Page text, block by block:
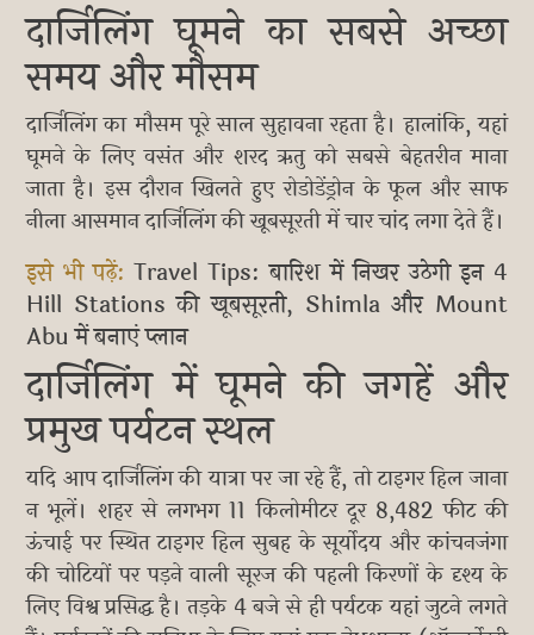
दार्जिलिंग घूमने का सबसे अच्छा
समय और मौसम
दार्जिलिंग का मौसम पूरे साल सुहावना रहता है। हालांकि, यहां
घूमने के लिए वसंत और शरद ऋतु को सबसे बेहतरीन माना
जाता है। इस दौरान खिलते हुए रोडोडेंड्रोन के फूल और साफ
नीला आसमान दार्जिलिंग की खूबसूरती में चार चांद लगा देते हैं।
इसे भी पढ़ें:Travel Tips: बारिश में निखर उठेगी इन 4
Hill Stations की खूबसूरती, Shimla और Mount
Abu में बनाएं प्लान
दार्जिलिंग में घूमने की जगहें और
प्रमुख पर्यटन स्थल
यदि आप दार्जिलिंग की यात्रा पर जा रहे हैं, तो टाइगर हिल जाना
न भूलें। शहर से लगभग 11 किलोमीटर दूर 8,482 फीट की
ऊंचाई पर स्थित टाइगर हिल सुबह के सूर्योदय और कांचनजंगा
की चोटियों पर पड़ने वाली सूरज की पहली किरणों के दृश्य के
लिए विश्व प्रसिद्ध है। तड़के 4 बजे से ही पर्यटक यहां जुटने लगते